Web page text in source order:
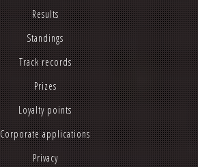
Results
Standings
Track records
Prizes
Loyalty points
Corporate applications
Privacy